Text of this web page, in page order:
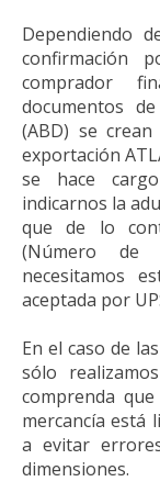
Dependiendo
confirmación
comprador
documentos
(ABD) se
exportación
se hace
indicarnos la
que de lo
(Número de
necesitamos
aceptada por
En el caso de
sólo
comprenda
mercancía está
a evitar
dimensiones.